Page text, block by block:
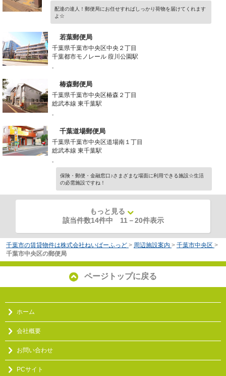
配達の達人！郵便局にお任せすればしっかり荷物を届けてくれます
よ☆
若葉郵便局
千葉県千葉市中央区中央２丁目
千葉都市モノレール 葭川公園駅
-
椿森郵便局
千葉県千葉市中央区椿森２丁目
総武本線 東千葉駅
-
千葉道場郵便局
千葉県千葉市中央区道場南１丁目
総武本線 東千葉駅
-
保険・郵便・金融窓口♪さまざまな場面に利用できる施設☆生活
の必需施設ですね！
もっと見る
該当件数14件中 11 －20件表示
千葉市の賃貸物件は株式会社ねいばーふっど > 周辺施設案内 > 千葉市中央区 >
千葉市中央区の郵便局
ページトップに戻る
ホーム
会社概要
お問い合わせ
PCサイト